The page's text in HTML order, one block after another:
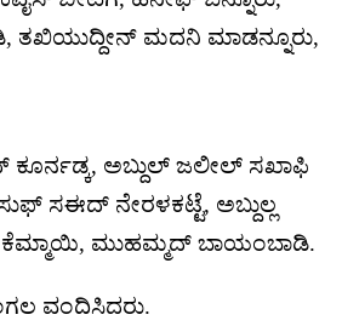
ತಖಿಯುದ್ದೀನ್ ಮದನಿ ಮಾಡನ್ನೂರು,
ಅಬ್ದುಲ್ ಜಲೀಲ್ ಸಖಾಫಿ
ಸಈದ್ ನೇರಳಕಟ್ಟೆ, ಅಬ್ದುಲ್ಲ
ಕೆಮ್ಮಾಯಿ, ಮುಹಮ್ಮದ್ ಬಾಯಂಬಾಡಿ.
ವಂದಿಸಿದರು.